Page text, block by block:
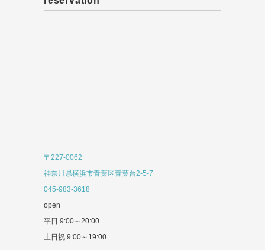
〒227-0062
神奈川県横浜市青葉区青葉台2-5-7
045-983-3618
open
平日 9:00～20:00
土日祝 9:00～19:00